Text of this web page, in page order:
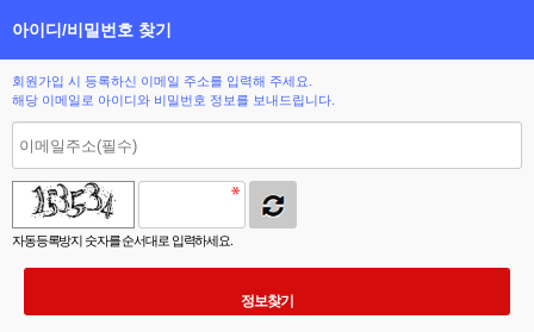
아이디/비밀번호 찾기
회원가입 시 등록하신 이메일 주소를 입력해 주세요.
해당 이메일로 아이디와 비밀번호 정보를 보내드립니다.
자동등록방지 숫자를 순서대로 입력하세요.